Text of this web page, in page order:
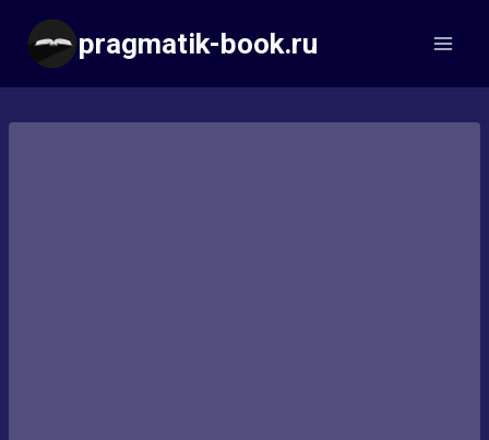
Перейти
содержимому
pragmatik-book.ru